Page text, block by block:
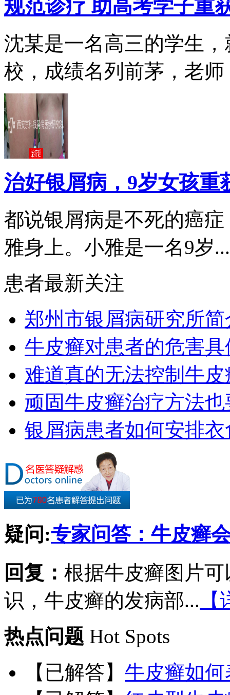
规范诊疗 助高考学子重
沈某是一名高三的学生
校，成绩名列前茅，老师
治好银屑病，9岁女孩重
都说银屑病是不死的癌
雅身上。小雅是一名9岁...
患者最新关注
郑州市银屑病研究所简
牛皮癣对患者的危害
难道真的无法控制牛
顽固牛皮癣治疗方法也
银屑病患者如何安排
疑问:专家问答：牛皮癣
回复： 根据牛皮癣图片
识，牛皮癣的发病部...
热点问题 Hot Spots
【已解答】 牛皮癣如